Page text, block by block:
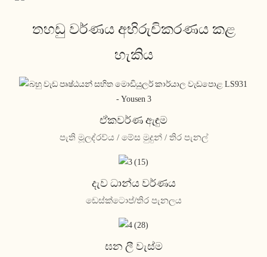
තහඩු වර්ණය අභිරුචිකරණය කළ
හැකිය
ඒකවර්ණ ඇඳුම
පැති මූලද්රව්ය / මේස මුදුන් / තිර පැනල්
දැව ධාන්ය වර්ණය
ඩෙස්ක්ටොප්/තිර පැනලය
ඝන ලී වැස්ම